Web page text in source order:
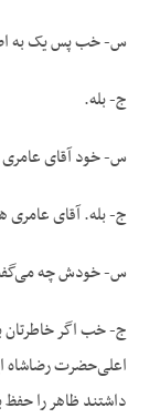
س- خب پس یک به
ج- بله.
س- خود آقای عامری
ج- بله. آقای
س- خودش چه می‌گفت
ج- خب اگر
اعلی‌حضرت رضاشاه
داشتند ظاهر را